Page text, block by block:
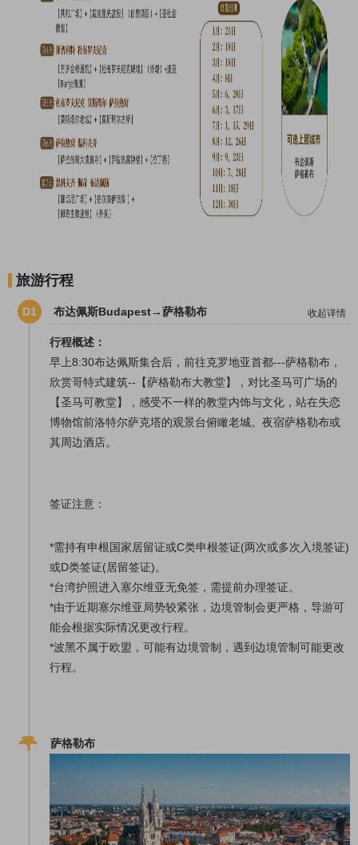
旅游行程
D1 布达佩斯Budapest→萨格勒布 收起详情
行程概述：
早上8:30布达佩斯集合后，前往克罗地亚首都---萨格勒布，
欣赏哥特式建筑--【萨格勒布大教堂】，对比圣马可广场的
【圣马可教堂】，感受不一样的教堂内饰与文化，站在失恋
博物馆前洛特尔萨克塔的观景台俯瞰老城。夜宿萨格勒布或
其周边酒店。
签证注意：
*需持有申根国家居留证或C类申根签证(两次或多次入境签证)
或D类签证(居留签证)。
*台湾护照进入塞尔维亚无免签，需提前办理签证。
*由于近期塞尔维亚局势较紧张，边境管制会更严格，导游可
能会根据实际情况更改行程。
*波黑不属于欧盟，可能有边境管制，遇到边境管制可能更改
行程。
萨格勒布